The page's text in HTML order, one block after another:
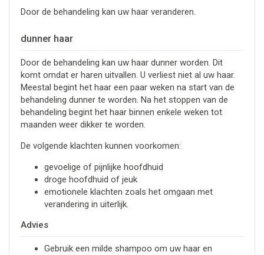
Door de behandeling kan uw haar veranderen.
dunner haar
Door de behandeling kan uw haar dunner worden. Dit
komt omdat er haren uitvallen. U verliest niet al uw haar.
Meestal begint het haar een paar weken na start van de
behandeling dunner te worden. Na het stoppen van de
behandeling begint het haar binnen enkele weken tot
maanden weer dikker te worden.
De volgende klachten kunnen voorkomen:
gevoelige of pijnlijke hoofdhuid
droge hoofdhuid of jeuk
emotionele klachten zoals het omgaan met
verandering in uiterlijk.
Advies
Gebruik een milde shampoo om uw haar en